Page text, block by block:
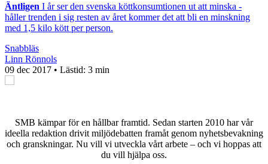
Äntligen I år ser den svenska köttkonsumtionen ut att minska -
håller trenden i sig resten av året kommer det att bli en minskning
med 1,5 kilo kött per person.
Snabbläs
Linn Rönnols
09 dec 2017 • Lästid: 3 min
SMB kämpar för en hållbar framtid. Sedan starten 2010 har vår
ideella redaktion drivit miljödebatten framåt genom nyhetsbevakning
och granskningar. Nu vill vi utveckla vårt arbete – och vi hoppas att
du vill hjälpa oss.